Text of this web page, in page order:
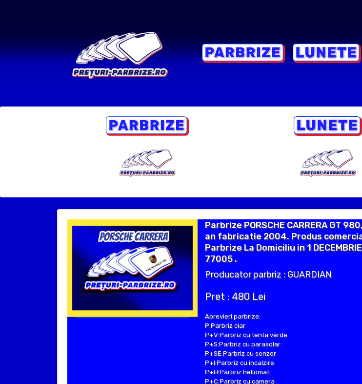
Parbrize PORSCHE CARRERA GT
an fabricatie 2004. Produs
Parbrize La Domiciliu in 1
77005 .
Producator parbriz : GUARDIAN
Pret : 480 Lei
Abrevieri parbrize:
P:Parbriz clar
P+V:Parbriz cu tenta verde
P+S:Parbriz cu parasolar
P+SE:Parbriz cu senzor
P+I:Parbriz cu incalzire
P+H:Parbriz heliomat
P+C:Parbriz cu camera